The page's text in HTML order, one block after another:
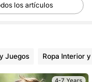
los artículos
Juegos Ropa Interior
4-7 Years